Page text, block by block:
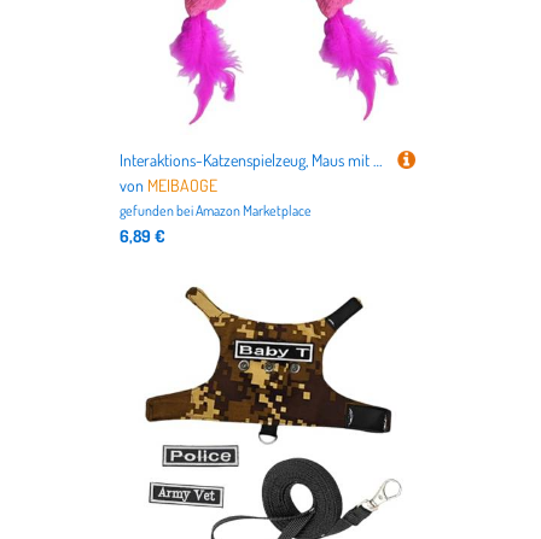
Interaktions-Katzenspielzeug, Maus mit gefiedertem Schwanz, elastischer Türrahmen, hängendes Teaser-Spielzeug für Katzen, Unterhaltungsspielzeug, 2 Stück
von MEIBAOGE
gefunden beiAmazon Marketplace
6,89 €